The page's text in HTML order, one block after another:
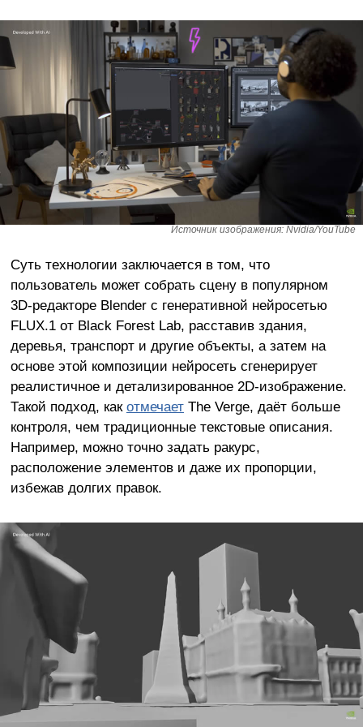
Источник изображения: Nvidia/YouTube
Суть технологии заключается в том, что
пользователь может собрать сцену в популярном
3D-редакторе Blender с генеративной нейросетью
FLUX.1 от Black Forest Lab, расставив здания,
деревья, транспорт и другие объекты, а затем на
основе этой композиции нейросеть сгенерирует
реалистичное и детализированное 2D-изображение.
Такой подход, как отмечаетThe Verge, даёт больше
контроля, чем традиционные текстовые описания.
Например, можно точно задать ракурс,
расположение элементов и даже их пропорции,
избежав долгих правок.